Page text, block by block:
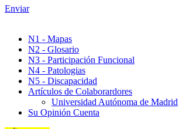
Enviar
N1 - Mapas
N2 - Glosario
N3 - Participación Funcional
N4 - Patologias
N5 - Discapacidad
Artículos de Colaborardores
Universidad Autónoma de Madrid
Su Opinión Cuenta